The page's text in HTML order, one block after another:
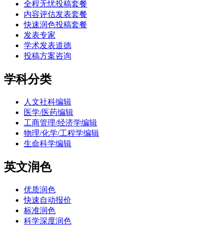
全程无忧投稿套餐
内容评估发表套餐
快速润色投稿套餐
发表专家
学术发表道德
投稿方案咨询
学科分类
人文社科编辑
医学/医药编辑
工商管理/经济学编辑
物理/化学/工程学编辑
生命科学编辑
英文润色
优质润色
快速自动报价
标准润色
科学深度润色